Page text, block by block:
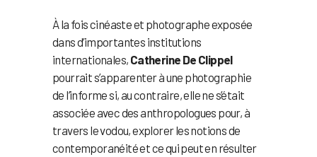
À la fois cinéaste et photographe exposée
dans d’importantes institutions
internationales, Catherine De Clippel
pourrait s’apparenter à une photographie
de l’informe si, au contraire, elle ne s’était
associée avec des anthropologues pour, à
travers le vodou, explorer les notions de
contemporanéité et ce qui peut en résulter